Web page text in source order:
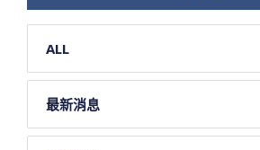
ALL
最新消息